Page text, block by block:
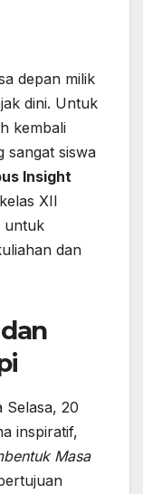
depan milik
dini. Untuk
kembali
sangat siswa
Insight
XII
untuk
dan
Selasa, 20
inspiratif,
Masa